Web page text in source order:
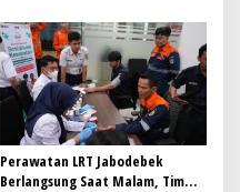
Perawatan LRT Jabodebek
Berlangsung Saat Malam, Tim